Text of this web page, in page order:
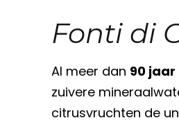
Fonti di
Al meer dan 90 jaar
zuivere
citrusvruchten de